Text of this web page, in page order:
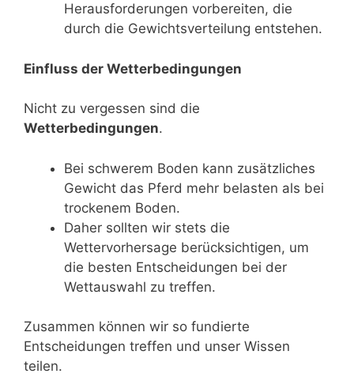
Herausforderungen vorbereiten, die
durch die Gewichtsverteilung entstehen.
Einfluss der Wetterbedingungen
Nicht zu vergessen sind die
Wetterbedingungen.
Bei schwerem Boden kann zusätzliches
Gewicht das Pferd mehr belasten als bei
trockenem Boden.
Daher sollten wir stets die
Wettervorhersage berücksichtigen, um
die besten Entscheidungen bei der
Wettauswahl zu treffen.
Zusammen können wir so fundierte
Entscheidungen treffen und unser Wissen
teilen.